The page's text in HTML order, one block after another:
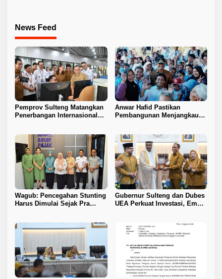
News Feed
Pemprov Sulteng Matangkan
Penerbangan Internasional
Anwar Hafid Pastikan
Pembangunan Menjangkau
Wagub: Pencegahan Stunting
Harus Dimulai Sejak Pra
Gubernur Sulteng dan Dubes
UEA Perkuat Investasi, Empat